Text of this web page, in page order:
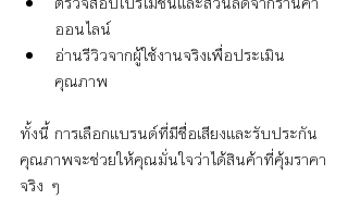
ออนไลน์
อ่านรีวิวจากผู้ใช้งานจริงเพื่อประเมิน
คุณภาพ
ทั้งนี้ การเลือกแบรนด์ที่มีชื่อเสียงและรับประกัน
คุณภาพจะช่วยให้คุณมั่นใจว่าได้สินค้าที่คุ้มราคา
จริง ๆ